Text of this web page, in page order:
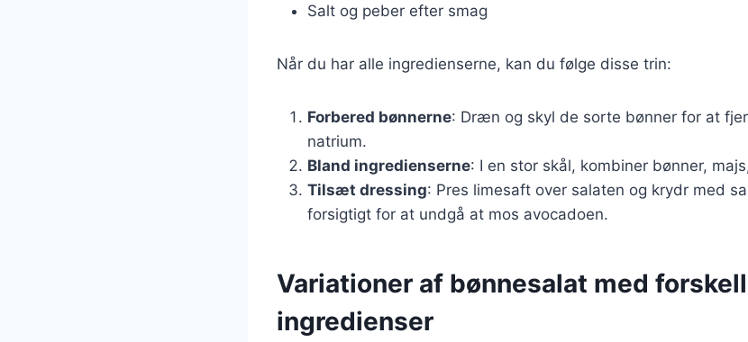
Salt og peber efter smag
Når du har alle ingredienserne, kan du følge disse trin:
Forbered bønnerne: Dræn og skyl de sorte bønner for at
natrium.
Bland ingredienserne: I en stor skål, kombiner bønner,
Tilsæt dressing: Pres limesaft over salaten og krydr med
forsigtigt for at undgå at mos avocadoen.
Variationer af bønnesalat med
ingredienser